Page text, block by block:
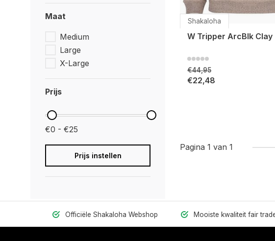
Maat
Medium
Large
X-Large
Prijs
€0 - €25
Prijs instellen
Shakaloha
W Tripper ArcBlk Clay
€44,95
€22,48
Pagina 1 van 1
Officiële Shakaloha Webshop Mooiste kwaliteit fair